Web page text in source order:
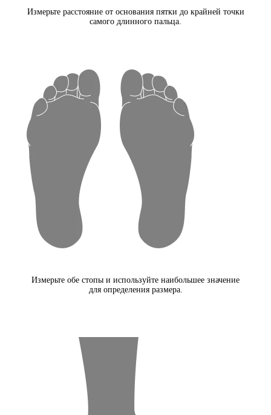
Измерьте расстояние от основания пятки до крайней точки
самого длинного пальца.
Измерьте обе стопы и используйте наибольшее значение
для определения размера.